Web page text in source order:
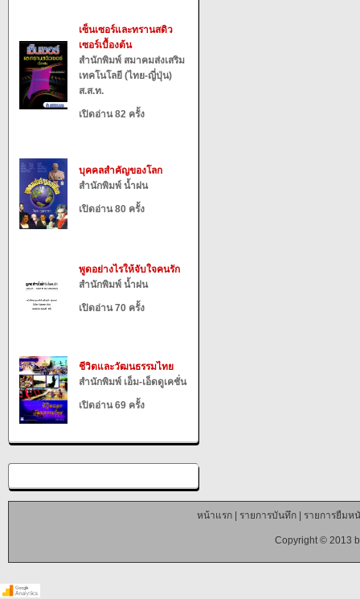
เซ็นเซอร์และทรานสดิว
เซอร์เบื้องต้น
สำนักพิมพ์ สมาคมส่งเสริม
เทคโนโลยี (ไทย-ญี่ปุ่น)
ส.ส.ท.
เปิดอ่าน 82 ครั้ง
บุคคลสำคัญของโลก
สำนักพิมพ์ น้ำฝน
เปิดอ่าน 80 ครั้ง
พูดอย่างไรให้จับใจคนรัก
สำนักพิมพ์ น้ำฝน
เปิดอ่าน 70 ครั้ง
ชีวิตและวัฒนธรรมไทย
สำนักพิมพ์ เอ็ม-เอ็ดดูเคชั่น
เปิดอ่าน 69 ครั้ง
หน้าแรก| รายการบันทึก| รายการยืมห
Copyright © 2013